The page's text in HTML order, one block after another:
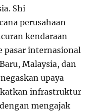
Shi
perusahaan
kendaraan
pasar internasional
Malaysia, dan
upaya
infrastruktur
mengajak